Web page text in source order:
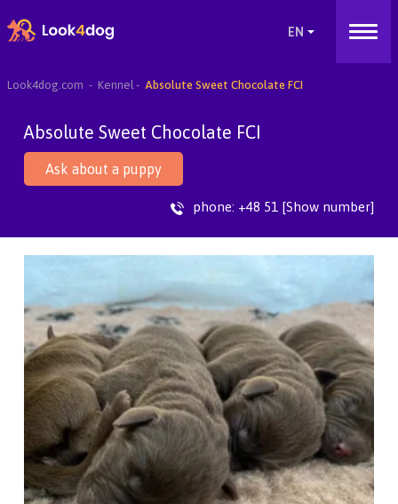
Look4dog.com Kennel Absolute Sweet Chocolate FCI
Absolute Sweet Chocolate FCI
Ask about a puppy
phone: +48 51 [Show number]